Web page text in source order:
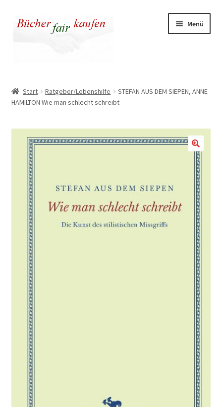
Zur
Navigation
Zum
Inhalt
Menü
Kasse
Warenkorb
Warum fair kaufen
Start Ratgeber/Lebenshilfe
STEFAN AUS DEM SIEPEN, ANNE
HAMILTON Wie man schlecht schreibt
🔍